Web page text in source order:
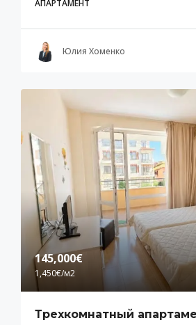
АПАРТАМЕНТ
Юлия Хоменко
145,000€
1,450€/м2
Трехкомнатный